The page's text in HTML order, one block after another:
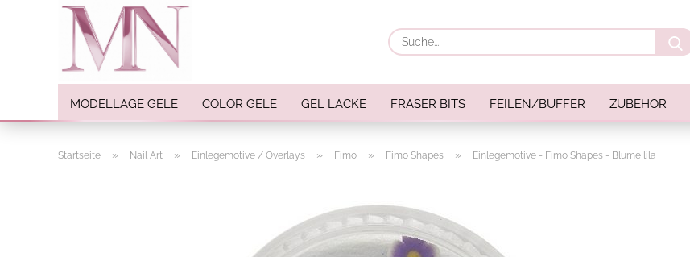
MODELLAGE GELE COLOR GELE GEL LACKE FRÄSER BITS FEILEN/BUFFER ZUBEHÖR
Startseite » Nail Art » Einlegemotive / Overlays » Fimo » Fimo Shapes » Einlegemotive - Fimo Shapes - Blume lila